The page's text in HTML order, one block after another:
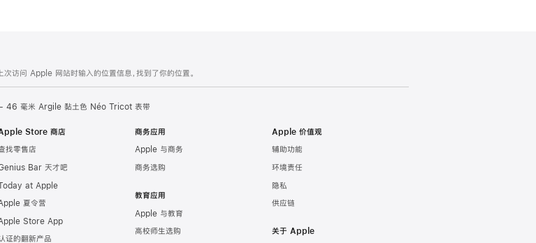
访问 Apple 网站时输入的位置信息，找到了你的位置。
46 毫米 Argile 黏土色 Néo Tricot 表带
Store 商店
找零售店
Bar 天才吧
at Apple
夏令营
Store App
证的翻新产品
商务应用
Apple 与商务
商务选购
教育应用
Apple 与教育
高校师生选购
Apple 价值观
辅助功能
环境责任
隐私
供应链
关于 Apple